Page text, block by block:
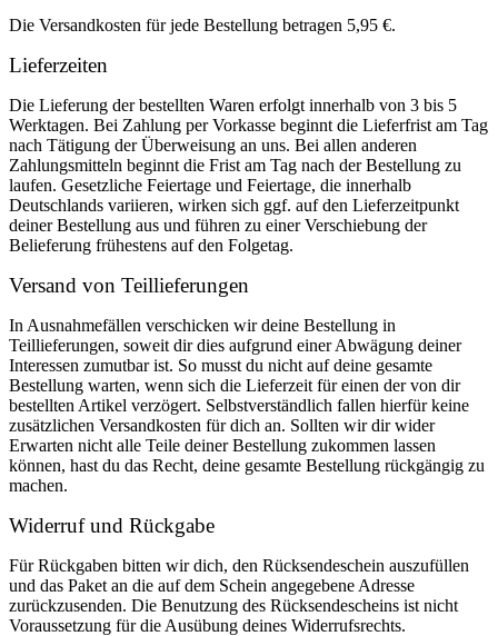
Die Versandkosten für jede Bestellung betragen 5,95 €.
Lieferzeiten
Die Lieferung der bestellten Waren erfolgt innerhalb von 3 bis 5
Werktagen. Bei Zahlung per Vorkasse beginnt die Lieferfrist am Tag
nach Tätigung der Überweisung an uns. Bei allen anderen
Zahlungsmitteln beginnt die Frist am Tag nach der Bestellung zu
laufen. Gesetzliche Feiertage und Feiertage, die innerhalb
Deutschlands variieren, wirken sich ggf. auf den Lieferzeitpunkt
deiner Bestellung aus und führen zu einer Verschiebung der
Belieferung frühestens auf den Folgetag.
Versand von Teillieferungen
In Ausnahmefällen verschicken wir deine Bestellung in
Teillieferungen, soweit dir dies aufgrund einer Abwägung deiner
Interessen zumutbar ist. So musst du nicht auf deine gesamte
Bestellung warten, wenn sich die Lieferzeit für einen der von dir
bestellten Artikel verzögert. Selbstverständlich fallen hierfür keine
zusätzlichen Versandkosten für dich an. Sollten wir dir wider
Erwarten nicht alle Teile deiner Bestellung zukommen lassen
können, hast du das Recht, deine gesamte Bestellung rückgängig zu
machen.
Widerruf und Rückgabe
Für Rückgaben bitten wir dich, den Rücksendeschein auszufüllen
und das Paket an die auf dem Schein angegebene Adresse
zurückzusenden. Die Benutzung des Rücksendescheins ist nicht
Voraussetzung für die Ausübung deines Widerrufsrechts.